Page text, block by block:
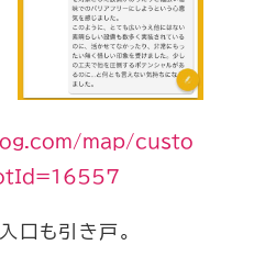
map/custo
口も引き戸。